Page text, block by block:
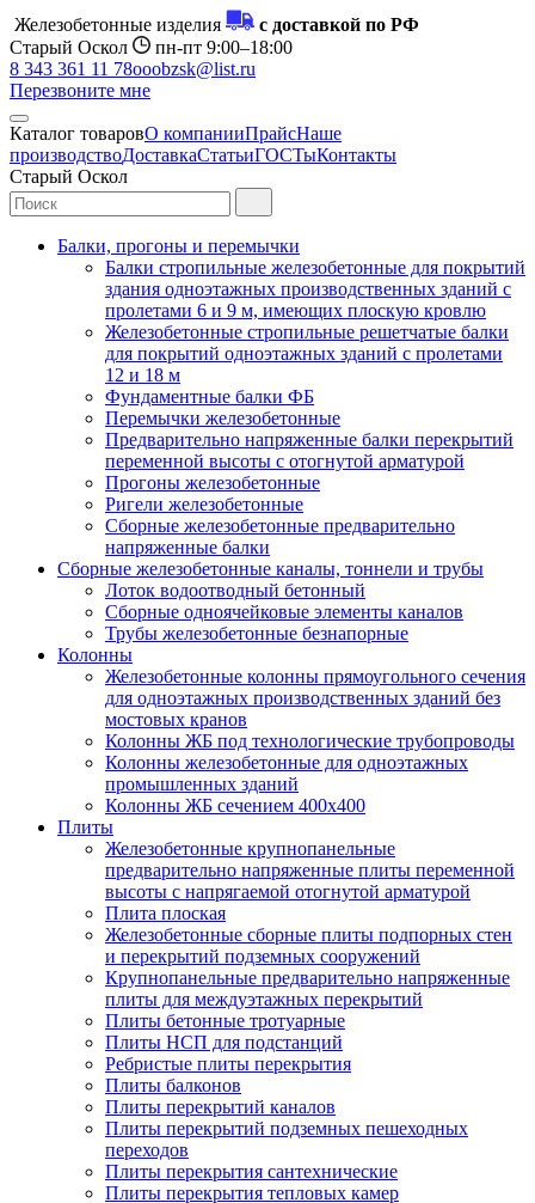
Железобетонные изделия
с доставкой по РФ
Старый Оскол
пн-пт 9:00–18:00
8 343 361 11 78ooobzsk@list.ru
Перезвоните мне
Каталог товаровО компанииПрайсНаше
производствоДоставкаСтатьиГОСТыКонтакты
Старый Оскол
Балки, прогоны и перемычки
Балки стропильные железобетонные для покрытий
здания одноэтажных производственных зданий с
пролетами 6 и 9 м, имеющих плоскую кровлю
Железобетонные стропильные решетчатые балки
для покрытий одноэтажных зданий с пролетами
12 и 18 м
Фундаментные балки ФБ
Перемычки железобетонные
Предварительно напряженные балки перекрытий
переменной высоты с отогнутой арматурой
Прогоны железобетонные
Ригели железобетонные
Сборные железобетонные предварительно
напряженные балки
Сборные железобетонные каналы, тоннели и трубы
Лоток водоотводный бетонный
Сборные одноячейковые элементы каналов
Трубы железобетонные безнапорные
Колонны
Железобетонные колонны прямоугольного сечения
для одноэтажных производственных зданий без
мостовых кранов
Колонны ЖБ под технологические трубопроводы
Колонны железобетонные для одноэтажных
промышленных зданий
Колонны ЖБ сечением 400х400
Плиты
Железобетонные крупнопанельные
предварительно напряженные плиты переменной
высоты с напрягаемой отогнутой арматурой
Плита плоская
Железобетонные сборные плиты подпорных стен
и перекрытий подземных сооружений
Крупнопанельные предварительно напряженные
плиты для междуэтажных перекрытий
Плиты бетонные тротуарные
Плиты НСП для подстанций
Ребристые плиты перекрытия
Плиты балконов
Плиты перекрытий каналов
Плиты перекрытий подземных пешеходных
переходов
Плиты перекрытия сантехнические
Плиты перекрытия тепловых камер